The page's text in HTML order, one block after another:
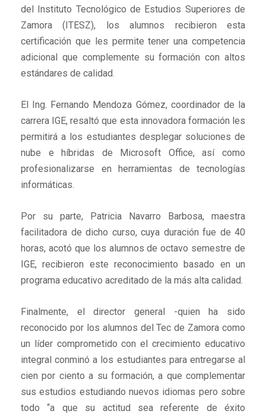
del Instituto Tecnológico de Estudios Superiores de
Zamora (ITESZ), los alumnos recibieron esta
certificación que les permite tener una competencia
adicional que complemente su formación con altos
estándares de calidad.
El Ing. Fernando Mendoza Gómez, coordinador de la
carrera IGE, resaltó que esta innovadora formación les
permitirá a los estudiantes desplegar soluciones de
nube e híbridas de Microsoft Office, así como
profesionalizarse en herramientas de tecnologías
informáticas.
Por su parte, Patricia Navarro Barbosa, maestra
facilitadora de dicho curso, cuya duración fue de 40
horas, acotó que los alumnos de octavo semestre de
IGE, recibieron este reconocimiento basado en un
programa educativo acreditado de la más alta calidad.
Finalmente, el director general -quien ha sido
reconocido por los alumnos del Tec de Zamora como
un líder comprometido con el crecimiento educativo
integral conminó a los estudiantes para entregarse al
cien por ciento a su formación, a que complementar
sus estudios estudiando nuevos idiomas pero sobre
todo “a que su actitud sea referente de éxito